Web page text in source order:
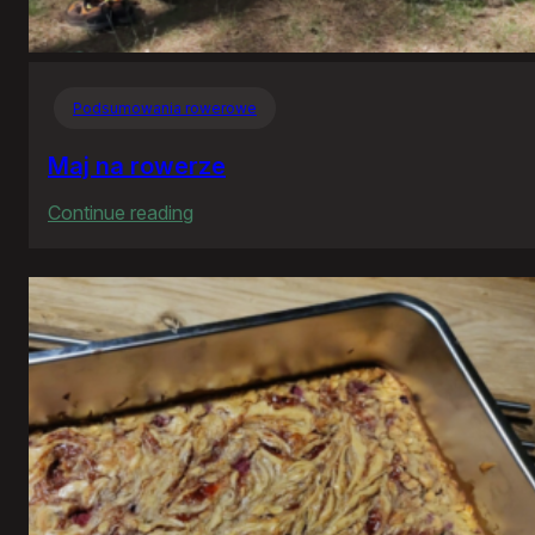
Podsumowania rowerowe
Maj na rowerze
Continue reading
na
rowerze